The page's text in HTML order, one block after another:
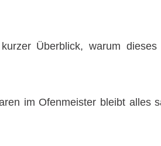
Überblick, warum
im Ofenmeister bleibt alles